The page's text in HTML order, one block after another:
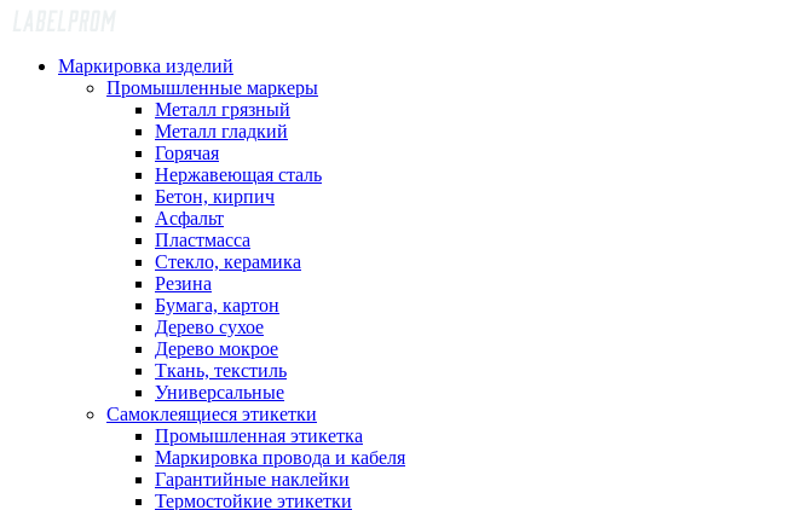
Маркировка изделий
Промышленные маркеры
Металл грязный
Металл гладкий
Горячая
Нержавеющая сталь
Бетон, кирпич
Асфальт
Пластмасса
Стекло, керамика
Резина
Бумага, картон
Дерево сухое
Дерево мокрое
Ткань, текстиль
Универсальные
Самоклеящиеся этикетки
Промышленная этикетка
Маркировка провода и кабеля
Гарантийные наклейки
Термостойкие этикетки